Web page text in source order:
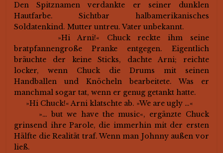
Den Spitznamen verdankte er seiner dunklen
Hautfarbe. Sichtbar halbamerikanisches
Soldatenkind. Mutter untreu. Vater unbekannt.
»Hi Arni!« Chuck reckte ihm seine
bratpfannengroße Pranke entgegen. Eigentlich
bräuchte der keine Sticks, dachte Arni; reichte
locker, wenn Chuck die Drums mit seinen
Handballen und Knöcheln bearbeitete. Was er
manchmal sogar tat, wenn er genug getankt hatte.
»Hi Chuck!« Arni klatschte ab. »We are ugly …«
»… but we have the music«, ergänzte Chuck
grinsend ihre Parole, die immerhin mit der ersten
Hälfte die Realität traf. Wenn man Johnny außen vor
ließ.